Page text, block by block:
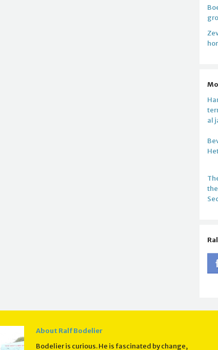
al
About Ralf Bodelier
Bodelier is curious. He is fascinated by change,